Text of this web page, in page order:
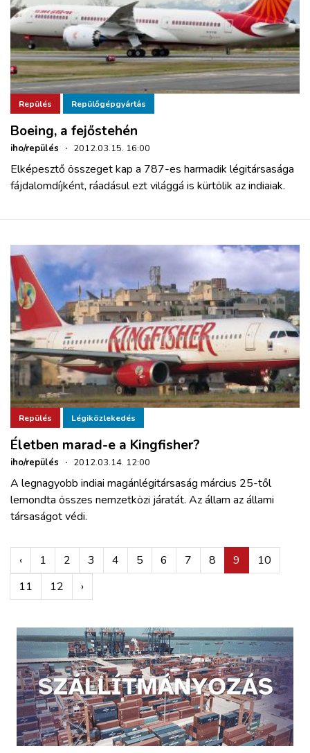
Repülés Repülőgépgyártás
Boeing, a fejőstehén
iho/repülés · 2012.03.15. 16:00
Elképesztő összeget kap a 787-es harmadik légitársasága
fájdalomdíjként, ráadásul ezt világgá is kürtölik az indiaiak.
Repülés Légiközlekedés
Életben marad-e a Kingfisher?
iho/repülés · 2012.03.14. 12:00
A legnagyobb indiai magánlégitársaság március 25-től
lemondta összes nemzetközi járatát. Az állam az állami
társaságot védi.
‹ 1 2 3 4 5 6 7 8 9
10
11
12 ›